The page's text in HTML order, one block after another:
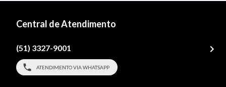
Central de Atendimento
(51) 3327-9001
ATENDIMENTO VIA WHATSAPP